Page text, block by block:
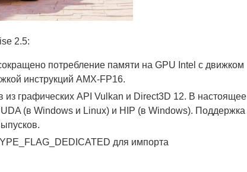
2.5:
потребление памяти на GPU Intel с движком
инструкций AMX-FP16.
графических API Vulkan и Direct3D 12. В настоящее
(в Windows и Linux) и HIP (в Windows). Поддержка
для импорта